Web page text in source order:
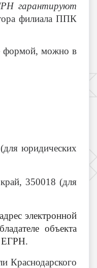
гарантируют
филиала ППК
формой, можно в
юридических
350018 (для
электронной
объекта
ЕГРН.
Краснодарского